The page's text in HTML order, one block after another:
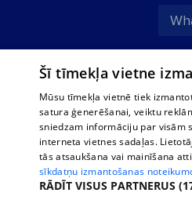
For
Šī tīmekļa vietne
Mūsu tīmekļa vietnē tiek
satura ģenerēšanai, veiktu
sniedzam informāciju par visām
interneta vietnes sadaļas.
tās atsaukšana vai mainīšana
sīkdatņu izmantošanas
RĀDĪT VISUS PARTNERUS